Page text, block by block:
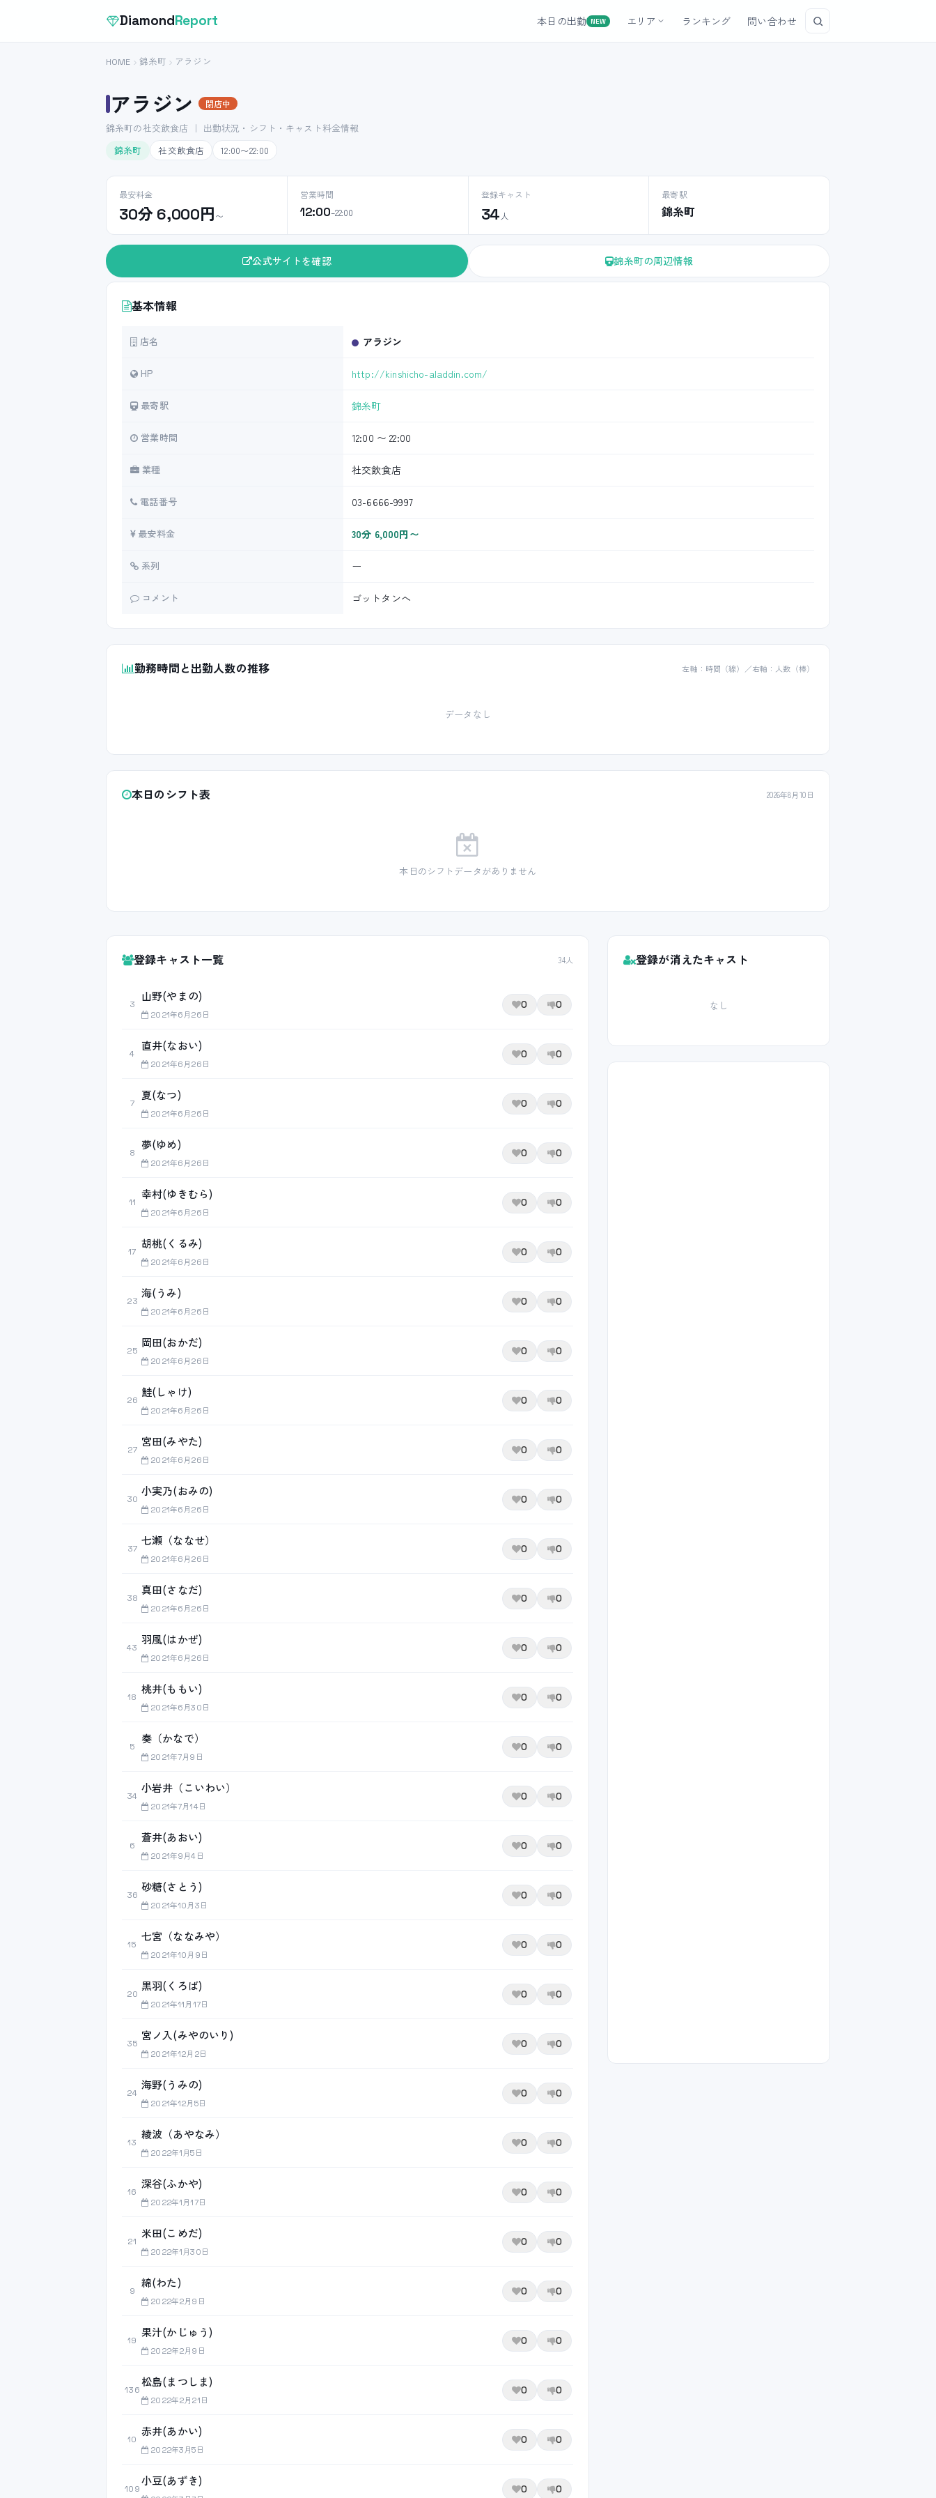
DiamondReport 本日の出勤 NEW エリア ランキング 問い合わせ
HOME 錦糸町 アラジン
アラジン 閉店中
錦糸町の社交飲食店 ｜ 出勤状況・シフト・キャスト料金情報
錦糸町
社交飲食店 12:00〜22:00
最安料金
30分 6,000円〜
営業時間
12:00–22:00
登録キャスト
34 人
最寄駅
錦糸町
公式サイトを確認 錦糸町の周辺情報
基本情報
店名 アラジン
HP http://kinshicho-aladdin.com/
最寄駅 錦糸町
営業時間 12:00 〜 22:00
業種 社交飲食店
電話番号 03-6666-9997
最安料金 30分 6,000円〜
系列 ー
コメント ゴットタンへ
勤務時間と出勤人数の推移 左軸：時間（線）／右軸：人数（棒）
データなし
本日のシフト表 2026年8月10日
本日のシフトデータがありません
登録キャスト一覧 34人
3
山野(やまの)
2021年6月26日
0 0
4
直井(なおい)
2021年6月26日
0 0
7
夏(なつ)
2021年6月26日
0 0
8
夢(ゆめ)
2021年6月26日
0 0
11
幸村(ゆきむら)
2021年6月26日
0 0
17
胡桃(くるみ)
2021年6月26日
0 0
23
海(うみ)
2021年6月26日
0 0
25
岡田(おかだ)
2021年6月26日
0 0
26
鮭(しゃけ)
2021年6月26日
0 0
27
宮田(みやた)
2021年6月26日
0 0
30
小実乃(おみの)
2021年6月26日
0 0
37
七瀬（ななせ）
2021年6月26日
0 0
38
真田(さなだ)
2021年6月26日
0 0
43
羽風(はかぜ)
2021年6月26日
0 0
18
桃井(ももい)
2021年6月30日
0 0
5
奏（かなで）
2021年7月9日
0 0
34
小岩井（こいわい）
2021年7月14日
0 0
6
蒼井(あおい)
2021年9月4日
0 0
36
砂糖(さとう)
2021年10月3日
0 0
15
七宮（ななみや）
2021年10月9日
0 0
20
黒羽(くろば)
2021年11月17日
0 0
35
宮ノ入(みやのいり)
2021年12月2日
0 0
24
海野(うみの)
2021年12月5日
0 0
13
綾波（あやなみ）
2022年1月5日
0 0
16
深谷(ふかや)
2022年1月17日
0 0
21
米田(こめだ)
2022年1月30日
0 0
9
綿(わた)
2022年2月9日
0 0
19
果汁(かじゅう)
2022年2月9日
0 0
136
松島(まつしま)
2022年2月21日
0 0
10
赤井(あかい)
2022年3月5日
0 0
109
小豆(あずき)
0 0
登録が消えたキャスト
なし